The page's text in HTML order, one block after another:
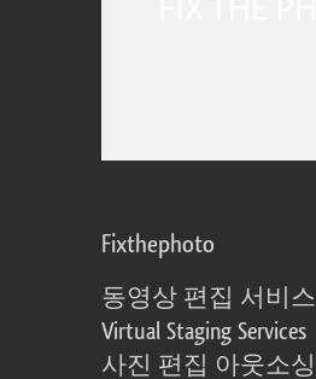
Fixthephoto
동영상 편집 서비스
Virtual Staging Services
사진 편집 아웃소싱